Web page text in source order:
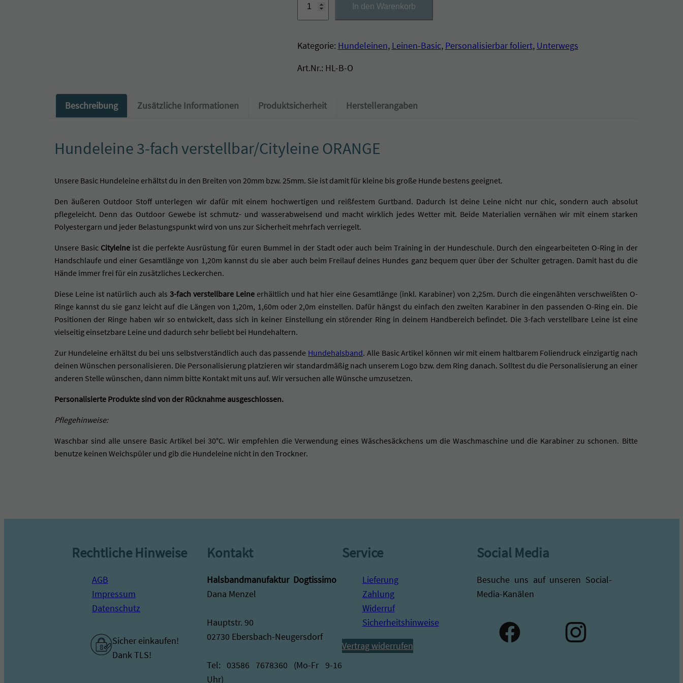
d
l
3
-
a
c
h
v
e
l
a
r
/
y
l
G
n
e
In den Warenkorb
Kategorie: Hundeleinen, Leinen-Basic, Personalisierbar foliert, Unterwegs
Art.Nr.: HL-B-O
Beschreibung Zusätzliche Informationen Produktsicherheit Herstellerangaben
Hundeleine 3-fach verstellbar/Cityleine ORANGE
Unsere Basic Hundeleine erhältst du in den Breiten von 20mm bzw. 25mm. Sie ist damit für kleine bis große Hunde bestens geeignet.
Den äußeren Outdoor Stoff unterlegen wir dafür mit einem hochwertigen und reißfestem Gurtband. Dadurch ist deine Leine nicht nur chic, sondern auch absolut
pflegeleicht. Denn das Outdoor Gewebe ist schmutz- und wasserabweisend und macht wirklich jedes Wetter mit. Beide Materialien vernähen wir mit einem starken
Polyestergarn und jeder Belastungspunkt wird von uns zur Sicherheit mehrfach verriegelt.
Unsere Basic Cityleine ist die perfekte Ausrüstung für euren Bummel in der Stadt oder auch beim Training in der Hundeschule. Durch den eingearbeiteten O-Ring in der
Handschlaufe und einer Gesamtlänge von 1,20m kannst du sie aber auch beim Freilauf deines Hundes ganz bequem quer über der Schulter getragen. Damit hast du die
Hände immer frei für ein zusätzliches Leckerchen.
Diese Leine ist natürlich auch als 3-fach verstellbare Leine erhältlich und hat hier eine Gesamtlänge (inkl. Karabiner) von 2,25m. Durch die eingenähten verschweißten O-
Ringe kannst du sie ganz leicht auf die Längen von 1,20m, 1,60m oder 2,0m einstellen. Dafür hängst du einfach den zweiten Karabiner in den passenden O-Ring ein. Die
Positionen der Ringe haben wir so entwickelt, dass sich in keiner Einstellung ein störender Ring in deinem Handbereich befindet. Die 3-fach verstellbare Leine ist eine
vielseitig einsetzbare Leine und dadurch sehr beliebt bei Hundehaltern.
Zur Hundeleine erhältst du bei uns selbstverständlich auch das passende Hundehalsband(Link)
. Alle Basic Artikel können wir mit einem haltbarem Foliendruck einzigartig nach
deinen Wünschen personalisieren. Die Personalisierung platzieren wir standardmäßig nach unserem Logo bzw. dem Ring danach. Solltest du die Personalisierung an einer
anderen Stelle wünschen, dann nimm bitte Kontakt mit uns auf. Wir versuchen alle Wünsche umzusetzen.
Personalisierte Produkte sind von der Rücknahme ausgeschlossen.
Pflegehinweise:
Waschbar sind alle unsere Basic Artikel bei 30°C. Wir empfehlen die Verwendung eines Wäschesäckchens um die Waschmaschine und die Karabiner zu schonen. Bitte
benutze keinen Weichspüler und gib die Hundeleine nicht in den Trockner.
Rechtliche Hinweise
AGB
Impressum
Datenschutz
Sicher einkaufen!
Dank TLS!
Kontakt
Halsbandmanufaktur ­ Dogtissimo
Dana Menzel
Hauptstr. 90
02730 Ebersbach-Neugersdorf
Tel: 03586 7678360 (Mo-Fr 9-16
Uhr)
Service
Lieferung
Zahlung
Widerruf
Sicherheitshinweise
Vertrag widerrufen
Social Media
Besuche uns auf unseren Social-
Media-Kanälen